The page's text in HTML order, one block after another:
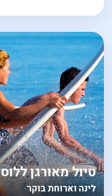
לינה וארוחת בוקר
טיול מאורגן